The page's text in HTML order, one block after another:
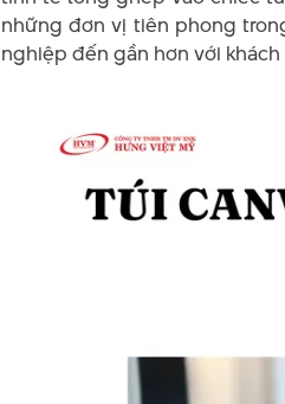
những đơn vị tiên phong
nghiệp đến gần hơn với khách